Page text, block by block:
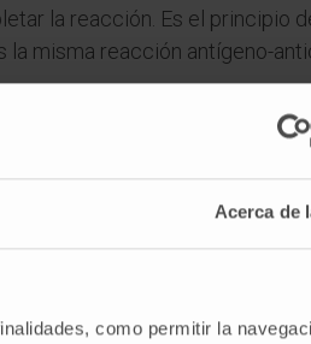
Acerca de
como permitir la
la reacción. Es el principio
misma reacción antígeno-
complejo inmune?
es el producto resultante.
vez formados (eliminación,